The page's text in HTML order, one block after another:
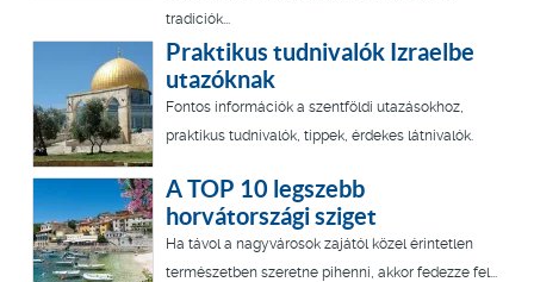
tradíciók...
Praktikus tudnivalók Izraelbe
utazóknak
Fontos információk a szentföldi utazásokhoz,
praktikus tudnivalók, tippek, érdekes látnivalók.
A TOP 10 legszebb
horvátországi sziget
Ha távol a nagyvárosok zajától közel érintetlen
természetben szeretne pihenni, akkor fedezze fel...